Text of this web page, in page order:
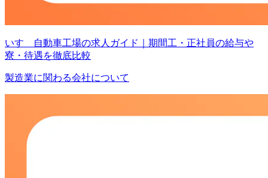
いすゞ自動車工場の求人ガイド｜期間工・正社員の給与や
寮・待遇を徹底比較
製造業に関わる会社について